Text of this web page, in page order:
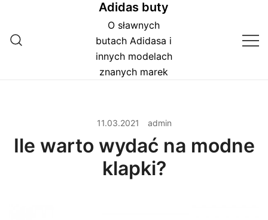
treści
Adidas buty
O sławnych
butach Adidasa i
innych modelach
znanych marek
11.03.2021 admin
Ile warto wydać na modne
klapki?